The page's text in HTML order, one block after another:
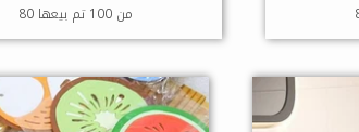
80 من 100 تم بيعها